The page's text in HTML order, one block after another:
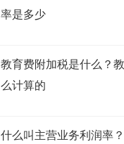
率是多少
教育费附加税是什么？
么计算的
什么叫主营业务利润率